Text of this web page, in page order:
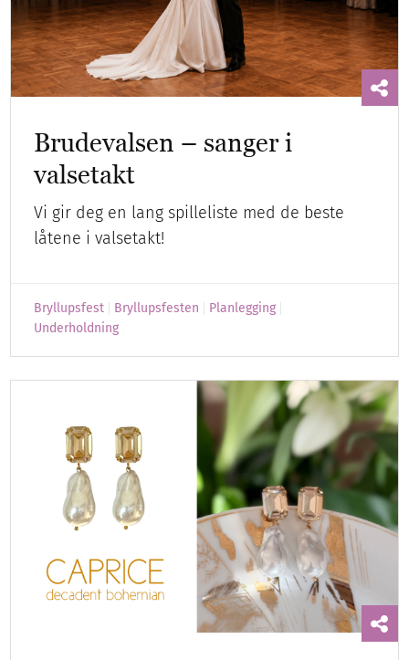
Brudevalsen – sanger i
valsetakt
Vi gir deg en lang spilleliste med de beste
låtene i valsetakt!
Bryllupsfest Bryllupsfesten
Planlegging
Underholdning